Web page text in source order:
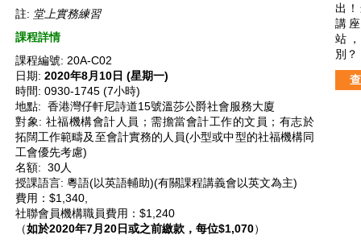
註: 堂上實務練習
課程詳情
課程編號: 20A-C02
日期: 2020年8月10日 (星期一)
時間: 0930-1745 (7小時)
地點: 香港灣仔軒尼詩道15號溫莎公爵社會服務大廈
對象: 社福機構會計人員；需擔當會計工作的文員；有志於
拓闊工作範疇及至會計實務的人員(小型或中型的社福機構同
工會優先考慮)
名額: 30人
授課語言: 粵語(以英語輔助)(有關課程講義會以英文為主)
費用：$1,340,
社聯會員機構職員費用：$1,240
（如於2020年7月20日或之前繳款，每位$1,070）
出
講
站
別？